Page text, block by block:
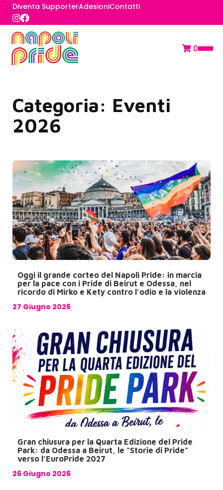
Diventa SupporterAdesioniContatti
0
Categoria: Eventi
2026
Oggi il grande corteo del Napoli Pride: in marcia
per la pace con i Pride di Beirut e Odessa, nel
ricordo di Mirko e Kety contro l’odio e la violenza
27 Giugno 2026
Gran chiusura per la Quarta Edizione del Pride
Park: da Odessa a Beirut, le “Storie di Pride”
verso l’EuroPride 2027
26 Giugno 2026